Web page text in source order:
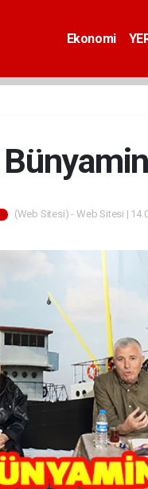
Ekonomi
(Web Sitesi) - Web Sitesi |